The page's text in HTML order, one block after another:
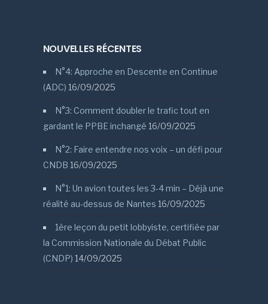
NOUVELLES RÉCENTES
N°4: Approche en Descente en Continue
(ADC) 16/09/2025
N°3: Comment doubler le trafic tout en
gardant le PPBE inchangé 16/09/2025
N°2: Faire entendre nos voix – un défi pour
CNDB 16/09/2025
N°1: Un avion toutes les 3-4 min – Déjà une
réalité au-dessus de Nantes 16/09/2025
1ère leçon du petit lobbyiste, certifiée par
la Commission Nationale du Débat Public
(CNDP) 14/09/2025